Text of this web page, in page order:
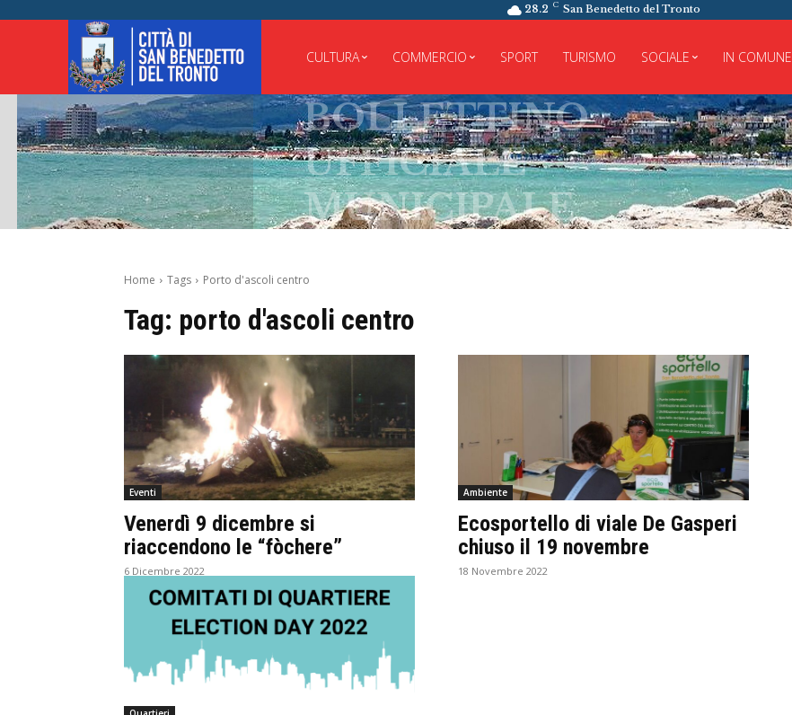
28.2 C San Benedetto del Tronto
CULTURA COMMERCIO SPORT TURISMO SOCIALE IN COMUNE
BOLLETTINO
UFFICIALE
MUNICIPALE
Home Tags Porto d'ascoli centro
Tag: porto d'ascoli centro
Eventi
Venerdì 9 dicembre si
riaccendono le “fòchere”
6 Dicembre 2022
Ambiente
Ecosportello di viale De Gasperi
chiuso il 19 novembre
18 Novembre 2022